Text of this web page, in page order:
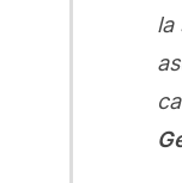
la